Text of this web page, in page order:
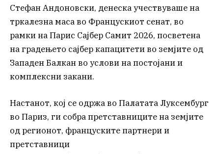
Стефан Андоновски, денеска учествуваше на
тркалезна маса во Францускиот сенат, во
рамки на Парис Сајбер Самит 2026, посветена
на градењето сајбер капацитети во земјите од
Западен Балкан во услови на постојани и
комплексни закани.
Настанот, кој се одржа во Палатата Луксембург
во Париз, ги собра претставниците на земјите
од регионот, француските партнери и
претставници